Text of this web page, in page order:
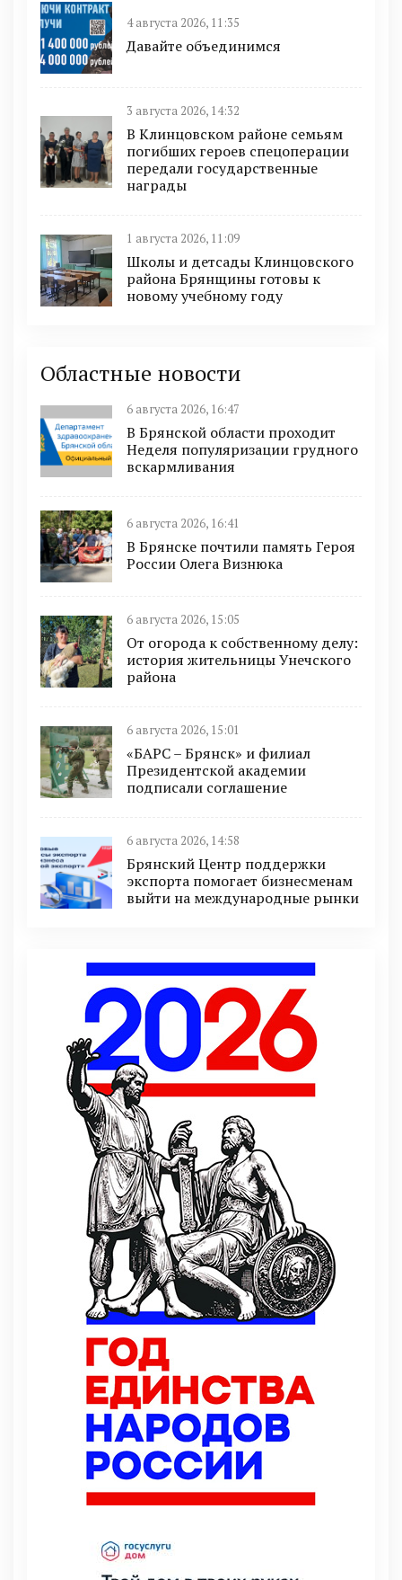
4 августа 2026, 11:35
Давайте объединимся
3 августа 2026, 14:32
В Клинцовском районе семьям
погибших героев спецоперации
передали государственные
награды
1 августа 2026, 11:09
Школы и детсады Клинцовского
района Брянщины готовы к
новому учебному году
Областные новости
6 августа 2026, 16:47
В Брянской области проходит
Неделя популяризации грудного
вскармливания
6 августа 2026, 16:41
В Брянске почтили память Героя
России Олега Визнюка
6 августа 2026, 15:05
От огорода к собственному делу:
история жительницы Унечского
района
6 августа 2026, 15:01
«БАРС – Брянск» и филиал
Президентской академии
подписали соглашение
6 августа 2026, 14:58
Брянский Центр поддержки
экспорта помогает бизнесменам
выйти на международные рынки